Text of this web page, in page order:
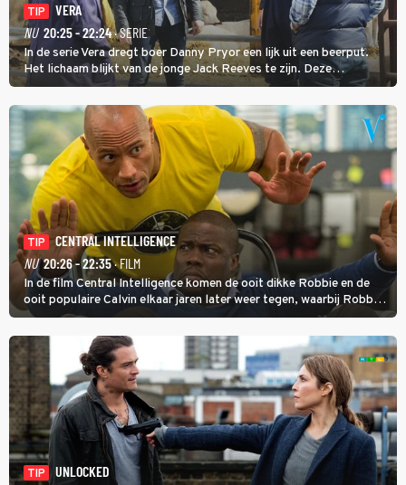
TIP
VERA
NU 20:25 - 22:24· SERIE
In de serie Vera dregt boer Danny Pryor een lijk uit een beerput.
Het lichaam blijkt van de jonge Jack Reeves te zijn. Deze
homoseksuele woonwagenbewoner had gebroken met zijn familie
en verliet het kamp met slaande ruzie.
TIP
CENTRAL INTELLIGENCE
NU 20:26 - 22:35· FILM
In de film Central Intelligence komen de ooit dikke Robbie en de
ooit populaire Calvin elkaar jaren later weer tegen, waarbij Robbie,
inmiddels supergespierd en werkzaam voor de CIA, Calvins hulp
goed kan gebruiken.
TIP
UNLOCKED